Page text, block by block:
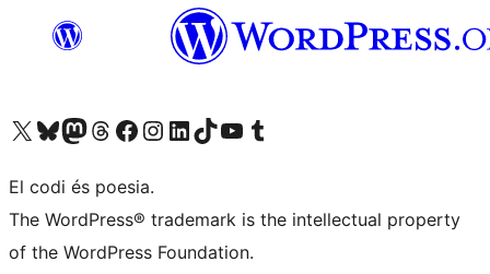
Visiteu el nostre compte X (abans Twitter)
Visiteu el nostre compte de Bluesky
Visiteu el nostre compte al Mastodon
Visiteu el nostre compte de Threads
Visiteu la nostra pàgina al Facebook
Visiteu el nostre compte d'Instagram
Visiteu el nostre compte de LinkedIn
Visiteu el nostre compte de TikTok
Visiteu el nostre canal al YouTube
Visiteu el nostre compte de Tumblr
El codi és poesia.
The WordPress® trademark is the intellectual property
of the WordPress Foundation.